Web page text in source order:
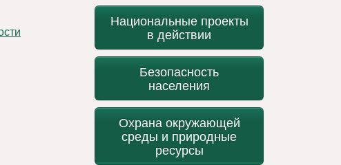
Национальные проекты
в действии
Безопасность
населения
Охрана окружающей
среды и природные
ресурсы